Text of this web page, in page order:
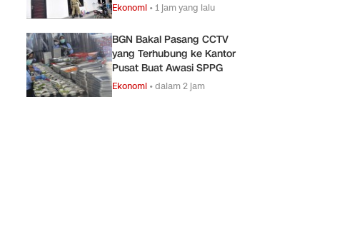
Ekonomi •1 jam yang lalu
BGN Bakal Pasang CCTV
yang Terhubung ke Kantor
Pusat Buat Awasi SPPG
Ekonomi •dalam 2 jam